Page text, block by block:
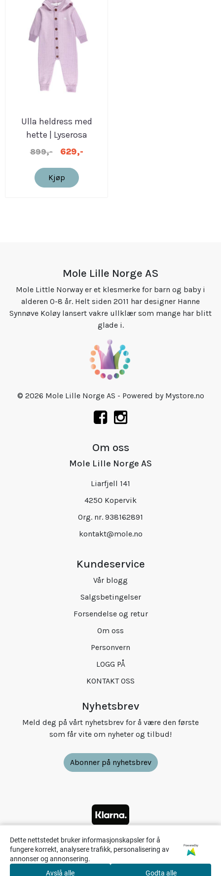
Ulla heldress med
hette | Lyserosa
899,- 629,-
Kjøp
Mole Lille Norge AS
Mole Little Norway er et klesmerke for barn og baby i
alderen 0-8 år. Helt siden 2011 har designer Hanne
Synnøve Koløy lansert vakre ullklær som mange har blitt
glade i.
© 2026 Mole Lille Norge AS - Powered by Mystore.no
Om oss
Mole Lille Norge AS
Liarfjell 141
4250 Kopervik
Org. nr. 938162891
kontakt@mole.no
Kundeservice
Vår blogg
Salgsbetingelser
Forsendelse og retur
Om oss
Personvern
LOGG PÅ
KONTAKT OSS
Nyhetsbrev
Meld deg på vårt nyhetsbrev for å være den første
som får vite om nyheter og tilbud!
Abonner på nyhetsbrev
Dette nettstedet bruker informasjonskapsler for å
fungere korrekt, analysere trafikk, personalisering av
annonser og annonsering.
Powered by
Avslå alle Godta alle